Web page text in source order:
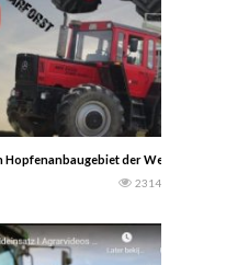
Hopfenanbaugebiet der Welt.. 2017 –
2314